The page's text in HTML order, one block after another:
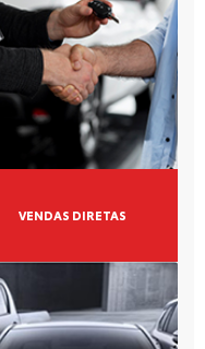
VENDAS DIRETAS